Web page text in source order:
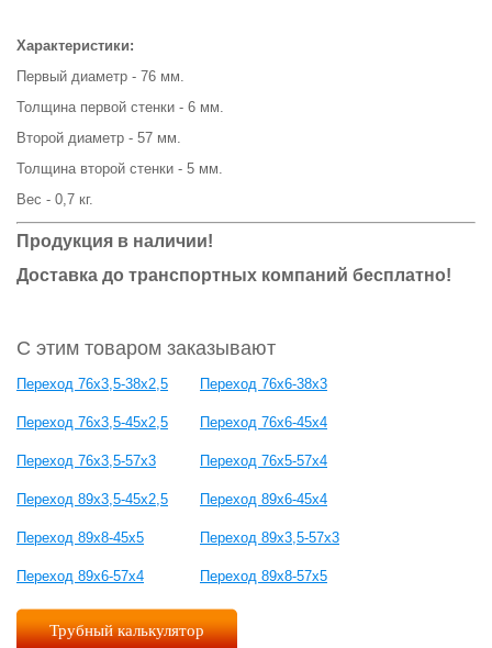
Характеристики:
Первый диаметр - 76 мм.
Толщина первой стенки - 6 мм.
Второй диаметр - 57 мм.
Толщина второй стенки - 5 мм.
Вес - 0,7 кг.
Продукция в наличии!
Доставка до транспортных компаний бесплатно!
С этим товаром заказывают
Переход 76х3,5-38х2,5 Переход 76х6-38х3
Переход 76х3,5-45х2,5 Переход 76х6-45х4
Переход 76х3,5-57х3 Переход 76х5-57х4
Переход 89х3,5-45х2,5 Переход 89х6-45х4
Переход 89х8-45х5 Переход 89х3,5-57х3
Переход 89х6-57х4 Переход 89х8-57х5
Трубный калькулятор